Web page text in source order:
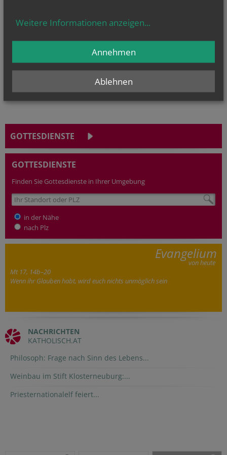
Hl. Dominikus, Hl. Cyriakus, , Vierzehn heilige Nothelfer, Hl.
GOTTESDIENSTE
GOTTESDIENSTE
Finden Sie Gottesdienste in Ihrer Umgebung
in der Nähe
nach Plz
Evangelium
von heute
Mt 17, 14b–20
Wenn ihr Glauben habt, wird euch nichts unmöglich sein
NACHRICHTEN
KATHOLISCH.AT
Philosoph: Frage nach Sinn des Lebens...
Weinbau im Stift Klosterneuburg:...
Priesternationalelf feiert...
Weitere Informationen anzeigen...
Ablehnen
Annehmen